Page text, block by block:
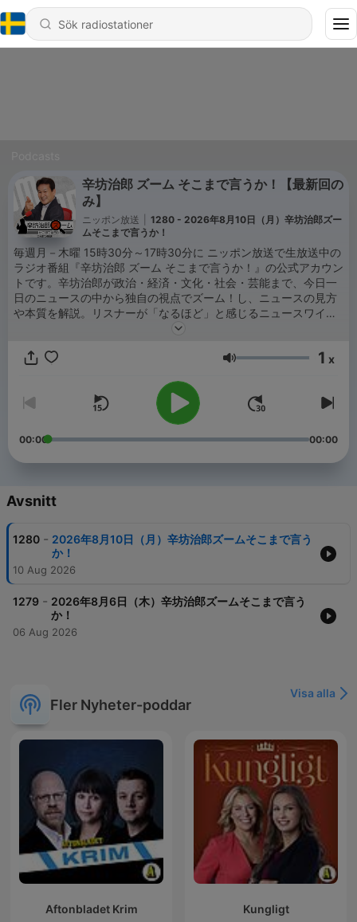
辛坊治郎 ズーム そこまで言うか！【最新回の
み】
ニッポン放送
1280 - 2026年8月10日（月）辛坊治郎ズー
ムそこまで言うか！
毎週月－木曜 15時30分～17時30分に ニッポン放送で生放送中の
ラジオ番組『辛坊治郎 ズーム そこまで言うか！』の公式アカウン
トです。辛坊治郎が政治・経済・文化・社会・芸能まで、今日一
日のニュースの中から独自の視点でズーム！し、ニュースの見方
や本質を解説。リスナーが「なるほど」と感じるニュースワイド
番組です。番組ハッシュタグは「#辛坊治郎ズーム」です！
Volym 1 x
00:00 00:00
Avsnitt
1280 - 2026年8月10日（月）辛坊治郎ズームそこまで言う
か！
10 Aug 2026
1279 - 2026年8月6日（木）辛坊治郎ズームそこまで言う
か！
06 Aug 2026
Fler Nyheter-poddar
Visa alla
Aftonbladet Krim Kungligt